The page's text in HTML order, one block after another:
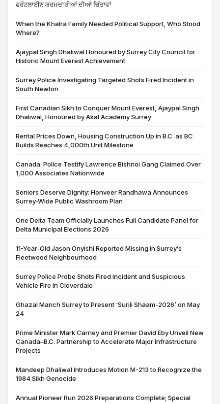
ਫਰੰਟਲਾਈਨ ਕਰਮਚਾਰੀਆਂ ਦੀਆਂ ਚਿੰਤਾਵਾਂ
When the Khalra Family Needed Political Support, Who Stood
Where?
Ajaypal Singh Dhaliwal Honoured by Surrey City Council for
Historic Mount Everest Achievement
Surrey Police Investigating Targeted Shots Fired Incident in
South Newton
First Canadian Sikh to Conquer Mount Everest, Ajaypal Singh
Dhaliwal, Honoured by Akal Academy Surrey
Rental Prices Down, Housing Construction Up in B.C. as BC
Builds Reaches 4,000th Unit Milestone
Canada: Police Testify Lawrence Bishnoi Gang Claimed Over
1,000 Associates Nationwide
Seniors Deserve Dignity: Honveer Randhawa Announces
Surrey-Wide Public Washroom Plan
One Delta Team Officially Launches Full Candidate Panel for
Delta Municipal Elections 2026
11-Year-Old Jason Onyishi Reported Missing in Surrey’s
Fleetwood Neighbourhood
Surrey Police Probe Shots Fired Incident and Suspicious
Vehicle Fire in Cloverdale
Ghazal Manch Surrey to Present ‘Surili Shaam-2026’ on May
24
Prime Minister Mark Carney and Premier David Eby Unveil New
Canada–B.C. Partnership to Accelerate Major Infrastructure
Projects
Mandeep Dhaliwal Introduces Motion M-213 to Recognize the
1984 Sikh Genocide
Annual Pioneer Run 2026 Preparations Complete; Special